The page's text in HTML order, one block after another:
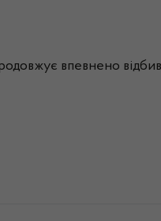
впевнено